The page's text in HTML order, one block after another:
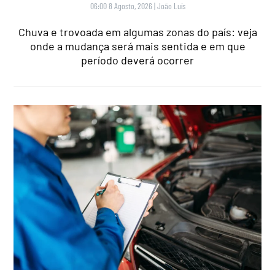
06:00 8 Agosto, 2026 |João Luís
Chuva e trovoada em algumas zonas do país: veja
onde a mudança será mais sentida e em que
período deverá ocorrer